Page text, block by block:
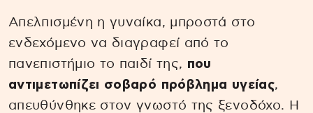
Απελπισμένη η γυναίκα, μπροστά στο
ενδεχόμενο να διαγραφεί από το
πανεπιστήμιο το παιδί της, που
αντιμετωπίζει σοβαρό πρόβλημα υγείας,
απευθύνθηκε στον γνωστό της ξενοδόχο. Η